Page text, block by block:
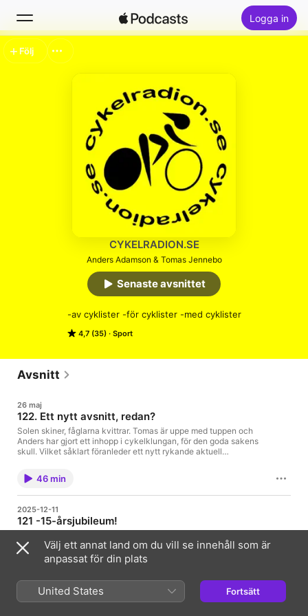
Logga in
Sök
CYKELRADION.SE
Anders Adamson & Tomas Jennebo
4,7 (35) Sport
-av cyklister -för cyklister -med cyklister
Senaste avsnittet
Följ
Avsnitt
26 maj
122. Ett nytt avsnitt, redan?
Solen skiner, fåglarna kvittrar. Tomas är uppe med tuppen och
Anders har gjort ett inhopp i cykelklungan, för den goda sakens
skull. Vilket såklart föranleder ett nytt rykande aktuell
Vill du vinna i vår tävling, behöver du lyssna på hela avsnittet
och sedan maila svaret … Fortsätt läsa ”122. Ett nytt avsnitt,
redan?”
46 min
2025-12-11
121 -15-årsjubileum!
på oss att vara lite tillbakablickande. Vi delar med oss av ett
klipp från den allra första intervjun med jorden runt-cyklisten
Fredrika Ek. Och ett från hemkomsten nästan tre år senare.
hennes äventyr, om … Fortsätt läsa ”121 -15-årsjubileum!”
41 min
Välj ett annat land om du vill se innehåll som är
anpassat för din plats
United States Fortsätt